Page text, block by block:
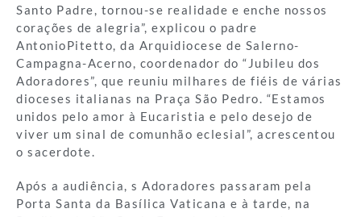
Santo Padre, tornou-se realidade e enche nossos
corações de alegria”, explicou o padre
AntonioPitetto, da Arquidiocese de Salerno-
Campagna-Acerno, coordenador do “Jubileu dos
Adoradores”, que reuniu milhares de fiéis de várias
dioceses italianas na Praça São Pedro. “Estamos
unidos pelo amor à Eucaristia e pelo desejo de
viver um sinal de comunhão eclesial”, acrescentou
o sacerdote.
Após a audiência, s Adoradores passaram pela
Porta Santa da Basílica Vaticana e à tarde, na